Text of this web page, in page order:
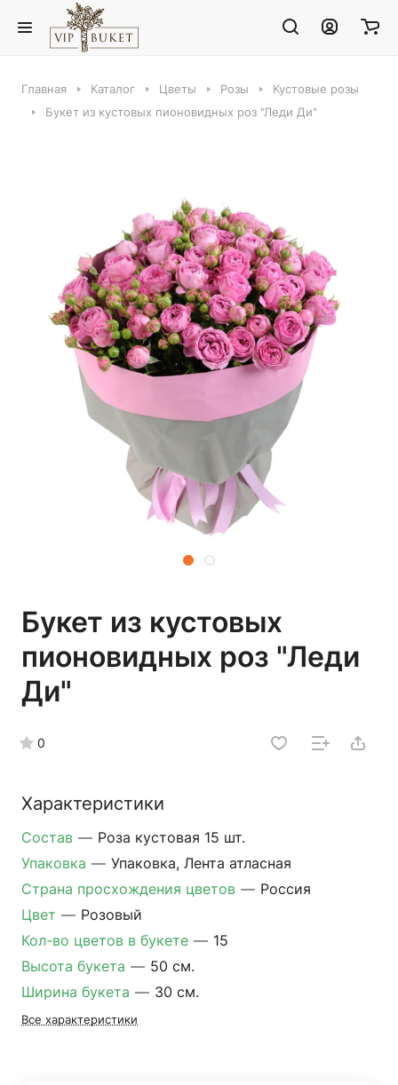
Главная Каталог Цветы Розы
Кустовые розы
Букет из кустовых пионовидных роз "Леди Ди"
Букет из кустовых
пионовидных роз "Леди
Ди"
0
Характеристики
Состав — Роза кустовая 15 шт.
Упаковка — Упаковка, Лента атласная
Страна просхождения цветов — Россия
Цвет — Розовый
Кол-во цветов в букете — 15
Высота букета — 50 см.
Ширина букета — 30 см.
Все характеристики